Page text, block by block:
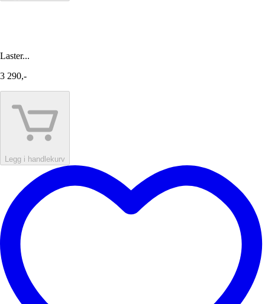
Laster...
3 290,-
Legg i handlekurv